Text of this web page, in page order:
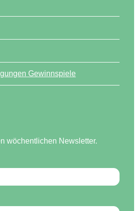
Gewinnspiele
wöchentlichen Newsletter.